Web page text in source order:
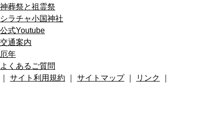
神葬祭と祖霊祭
シラチャ小国神社
公式Youtube
交通案内
厄年
よくあるご質問
サイト利用規約 サイトマップ｜ リンク